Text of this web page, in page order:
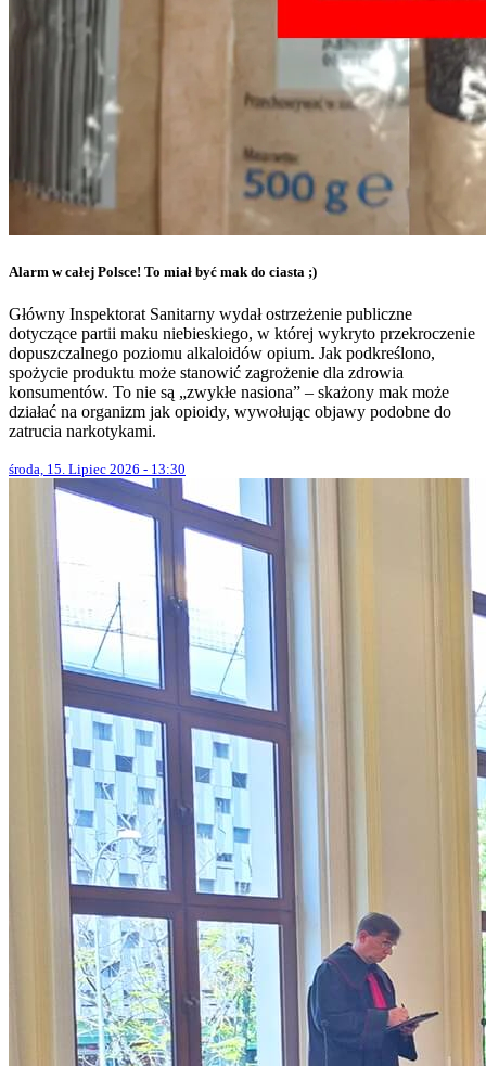
Alarm w całej Polsce! To miał być mak do ciasta ;)
Główny Inspektorat Sanitarny wydał ostrzeżenie publiczne
dotyczące partii maku niebieskiego, w której wykryto przekroczenie
dopuszczalnego poziomu alkaloidów opium. Jak podkreślono,
spożycie produktu może stanowić zagrożenie dla zdrowia
konsumentów. To nie są „zwykłe nasiona” – skażony mak może
działać na organizm jak opioidy, wywołując objawy podobne do
zatrucia narkotykami.
środa, 15. Lipiec 2026 - 13:30